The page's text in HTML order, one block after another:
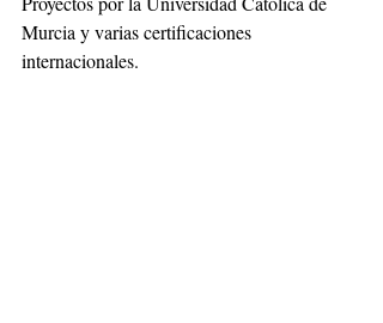
Murcia y varias certificaciones
internacionales.